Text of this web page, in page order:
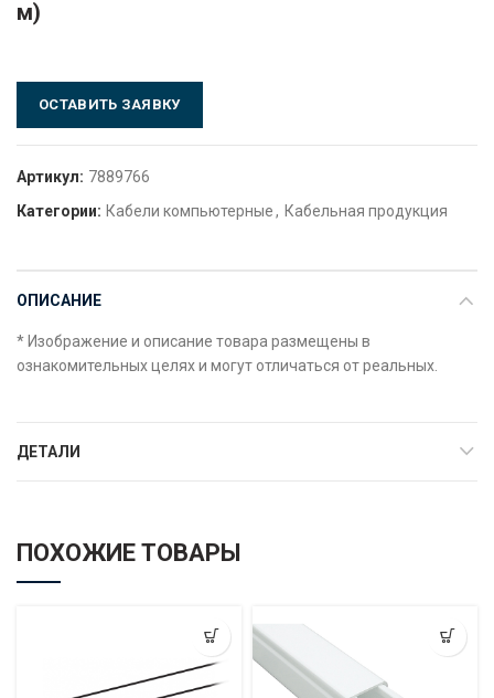
м)
ОСТАВИТЬ ЗАЯВКУ
Артикул: 7889766
Категории: Кабели компьютерные, Кабельная продукция
ОПИСАНИЕ
* Изображение и описание товара размещены в
ознакомительных целях и могут отличаться от реальных.
ДЕТАЛИ
ПОХОЖИЕ ТОВАРЫ